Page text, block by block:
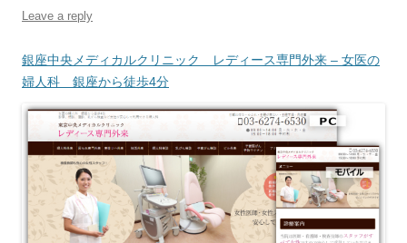
Leave a reply
銀座中央メディカルクリニック レディース専門外来 – 女医の
婦人科 銀座から徒歩4分